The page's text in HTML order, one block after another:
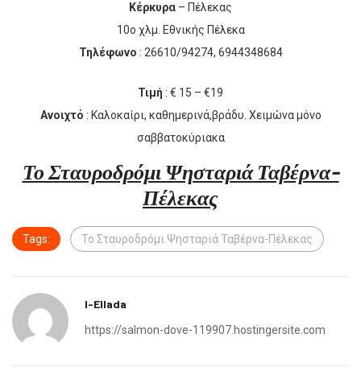
Κέρκυρα – Πέλεκας
10ο χλμ. Εθνικής Πέλεκα
Τηλέφωνο : 26610/94274, 6944348684
Τιμή : € 15 – €19
Ανοιχτό : Καλοκαίρι, καθημερινά,βράδυ. Χειμώνα μόνο
σαββατοκύριακα
Το Σταυροδρόμι Ψησταριά Ταβέρνα-
Πέλεκας
Tags: Το Σταυροδρόμι Ψησταριά Ταβέρνα-Πέλεκας
I-Ellada
https://salmon-dove-119907.hostingersite.com